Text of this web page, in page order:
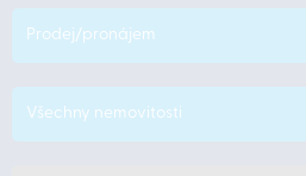
Prodej/pronájem
Všechny nemovitosti